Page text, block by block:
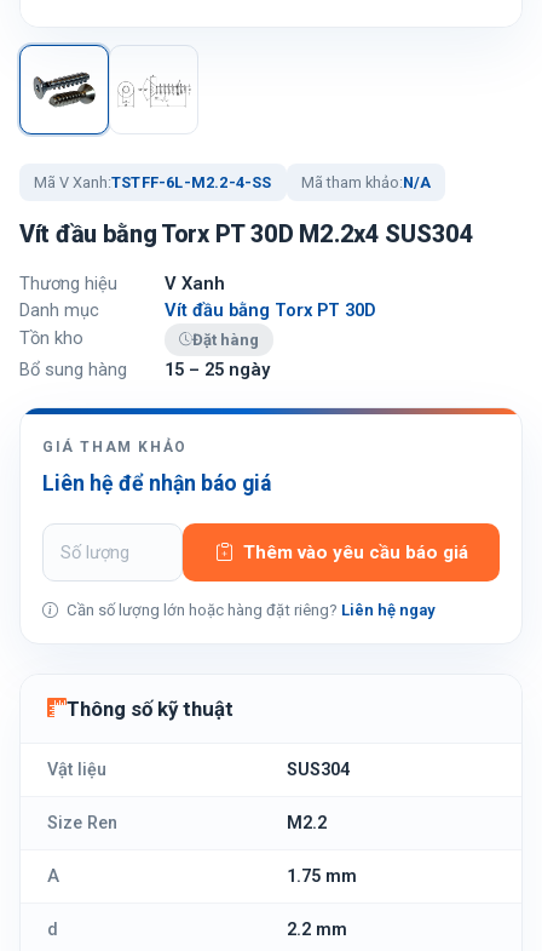
Mã V Xanh:TSTFF-6L-M2.2-4-SS Mã tham khảo:N/A
Vít đầu bằng Torx PT 30D M2.2x4 SUS304
Thương hiệu
V Xanh
Danh mục
Vít đầu bằng Torx PT 30D
Tồn kho
Đặt hàng
Bổ sung hàng 15 – 25 ngày
GIÁ THAM KHẢO
Liên hệ để nhận báo giá
Thêm vào yêu cầu báo giá
Cần số lượng lớn hoặc hàng đặt riêng? Liên hệ ngay
Thông số kỹ thuật
Vật liệu SUS304
Size Ren M2.2
A 1.75 mm
d 2.2 mm